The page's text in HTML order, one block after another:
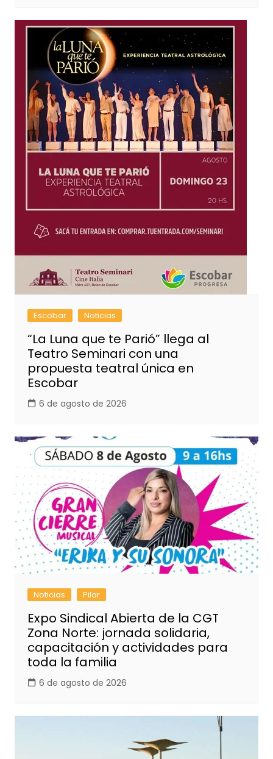
Escobar Noticias
“La Luna que te Parió” llega al
Teatro Seminari con una
propuesta teatral única en
Escobar
6 de agosto de 2026
Noticias Pilar
Expo Sindical Abierta de la CGT
Zona Norte: jornada solidaria,
capacitación y actividades para
toda la familia
6 de agosto de 2026